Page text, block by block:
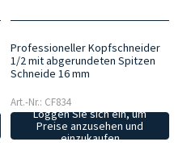
Professioneller Kopfschneider
1/2 mit abgerundeten Spitzen
Schneide 16 mm
Art.-Nr.: CF834
Loggen Sie sich ein, um
Preise anzusehen und
einzukaufen